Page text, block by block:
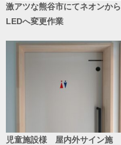
激アツな熊谷市にてネオンから
LEDへ変更作業
児童施設様 屋内外サイン施